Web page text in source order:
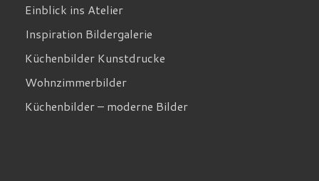
Einblick ins Atelier
Inspiration Bildergalerie
Küchenbilder Kunstdrucke
Wohnzimmerbilder
Küchenbilder – moderne Bilder